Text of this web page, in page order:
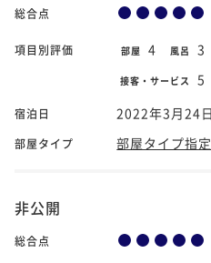
総合点
項目別評価 部屋 4 風呂 3
接客・サービス 5
宿泊日 2022年3月24日
部屋タイプ 部屋タイプ指
非公開
総合点